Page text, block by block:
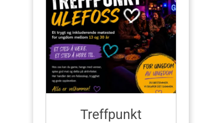
Treffpunkt